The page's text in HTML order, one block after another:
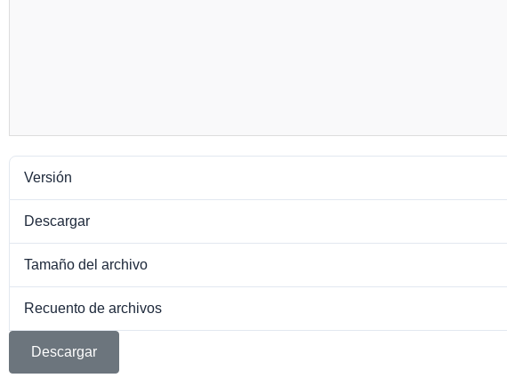
Versión
Descargar
Tamaño del archivo
Recuento de archivos
Descargar